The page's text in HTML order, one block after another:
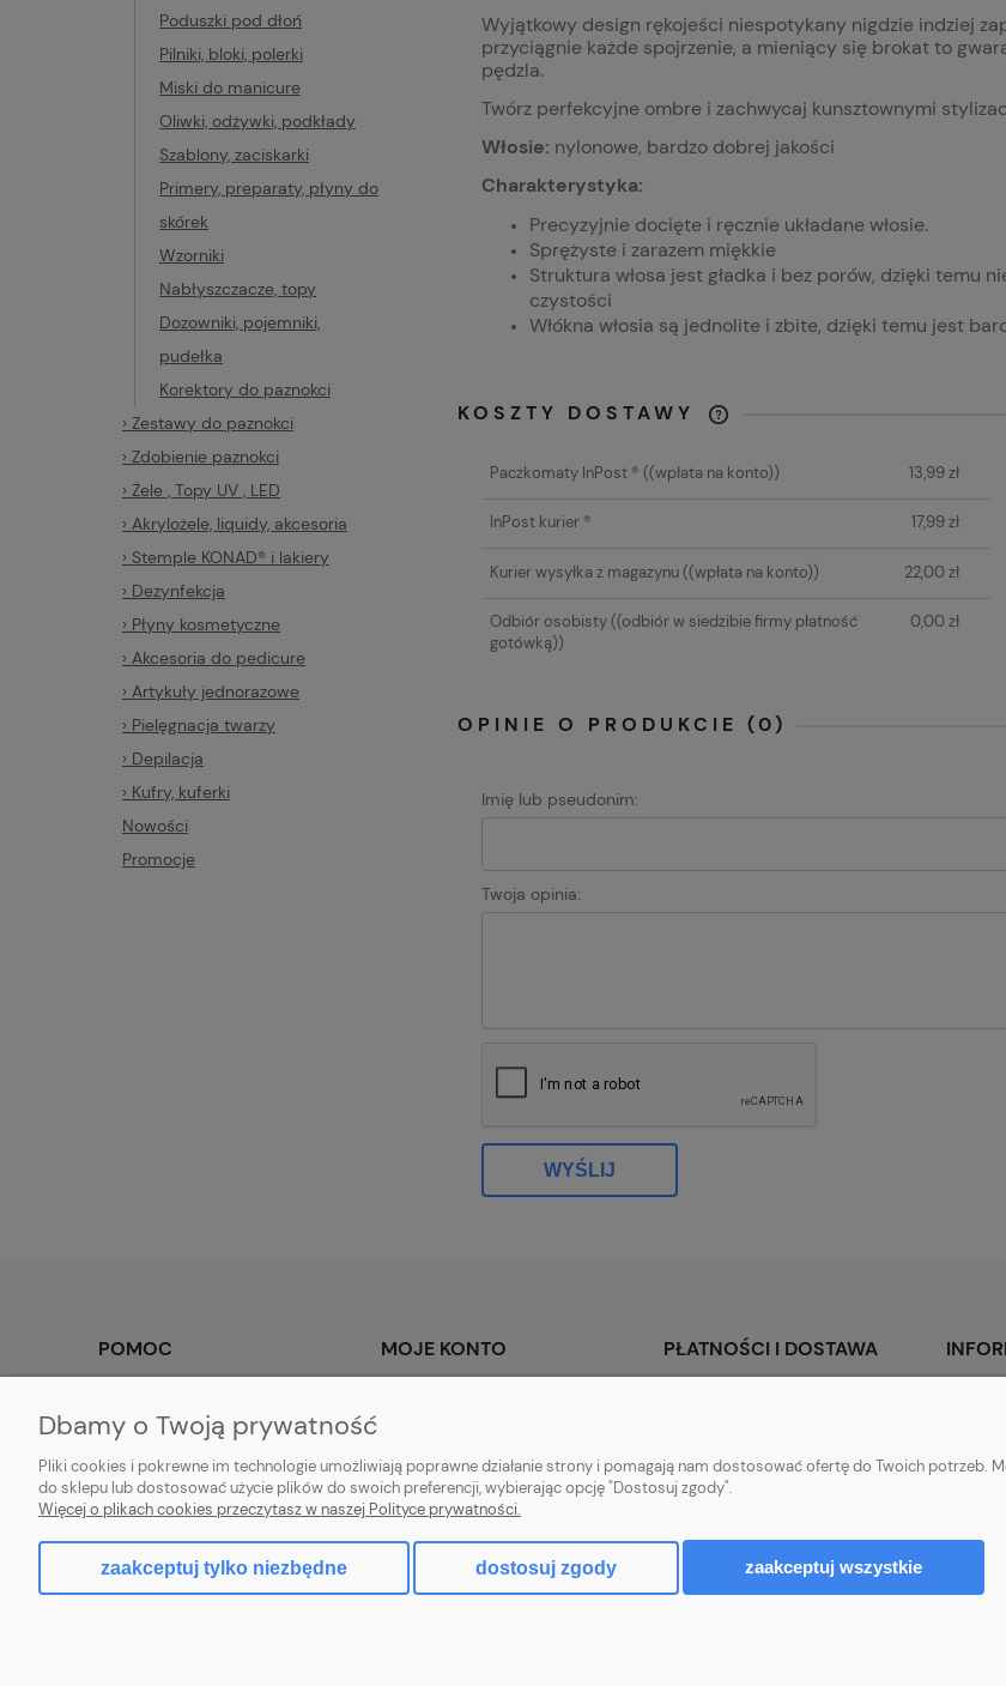
Poduszki pod dłoń
Pilniki, bloki, polerki
Miski do manicure
Oliwki, odżywki, podkłady
Szablony, zaciskarki
Primery, preparaty, płyny do
skórek
Wzorniki
Nabłyszczacze, topy
Dozowniki, pojemniki,
pudełka
Korektory do paznokci
› Zestawy do paznokci
› Zdobienie paznokci
› Żele , Topy UV , LED
› Akrylożele, liquidy, akcesoria
› Stemple KONAD® i lakiery
› Dezynfekcja
› Płyny kosmetyczne
› Akcesoria do pedicure
› Artykuły jednorazowe
› Pielęgnacja twarzy
› Depilacja
› Kufry, kuferki
Nowości
Promocje
Wyjątkowy design rękojeści niespotykany nigdzie indziej
przyciągnie każde spojrzenie, a mieniący się brokat to
pędzla.
Twórz perfekcyjne ombre i zachwycaj kunsztownymi
Włosie: nylonowe, bardzo dobrej jakości
Charakterystyka:
Precyzyjnie docięte i ręcznie układane włosie.
Sprężyste i zarazem miękkie
Struktura włosa jest gładka i bez porów, dzięki temu
czystości
Włókna włosia są jednolite i zbite, dzięki temu jest
KOSZTY DOSTAWY
CENA NIE ZAWIERA
Paczkomaty InPost ® ((wpłata na konto)) 13,99 zł
InPost kurier ® 17,99 zł
Kurier wysyłka z magazynu((wpłata na konto)) 22,00 zł
Odbiór osobisty((odbiór w siedzibie firmy płatność
gotówką))
0,00 zł
OPINIE O PRODUKCIE (0)
Imię lub pseudonim:
Twoja opinia:
WYŚLIJ
POMOC
Regulamin
MOJE KONTO
Przechowalnia
PŁATNOŚCI I DOSTAWA
Czas realizacji zamówienia
Dbamy o Twoją prywatność
Pliki cookies i pokrewne im technologie umożliwiają poprawne działanie strony i pomagają nam dostosować ofertę do Twoich
do sklepu lub dostosować użycie plików do swoich preferencji, wybierając opcję "Dostosuj zgody".
Więcej o plikach cookies przeczytasz w naszej Polityce prywatności.
zaakceptuj tylko niezbędne dostosuj zgody zaakceptuj wszystkie